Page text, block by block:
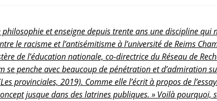
et enseigne depuis trente ans une discipline qui
le racisme et l’antisémitisme à l’université de Reims
de l’éducation nationale, co-directrice du Réseau de
se penche avec beaucoup de pénétration et d’admiration
provinciales, 2019). Comme elle l’écrit à propos de
jusque dans des latrines publiques. » Voilà pourquoi,